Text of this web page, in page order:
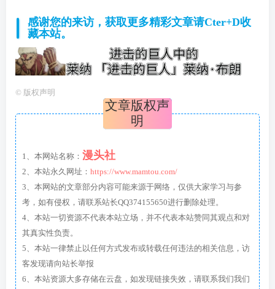
感谢您的来访，获取更多精彩文章请Cter+D收
藏本站。
© 版权声明
文章版权声
明
1、本网站名称： 漫头社
2、本站永久网址： https://www.mamtou.com/
3、本网站的文章部分内容可能来源于网络，仅供大家学习与参
考，如有侵权，请联系站长QQ374155650进行删除处理。
4、本站一切资源不代表本站立场，并不代表本站赞同其观点和对
其真实性负责。
5、本站一律禁止以任何方式发布或转载任何违法的相关信息，访
客发现请向站长举报
6、本站资源大多存储在云盘，如发现链接失效，请联系我们我们